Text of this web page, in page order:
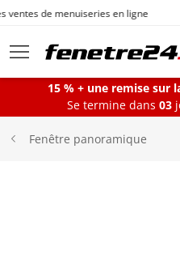
Aller au
Fenêtres sur
Fenêtres
15 % + une remise sur
Se termine dans 03
Fenêtre panoramique